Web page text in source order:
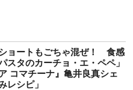
ョートもごちゃ混ぜ！ 食感
スタのカーチョ・エ・ペペ」
コマチーナ』亀井良真シェ
レシピ」